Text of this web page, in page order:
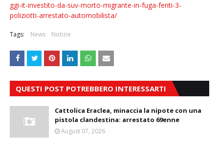
ggi-it-investito-da-suv-morto-migrante-in-fuga-feriti-3-
poliziotti-arrestato-automobilista/
Tags: News Notizie
QUESTI POST POTREBBERO INTERESSARTI
Cattolica Eraclea, minaccia la nipote con una
pistola clandestina: arrestato 69enne
August 07, 2026